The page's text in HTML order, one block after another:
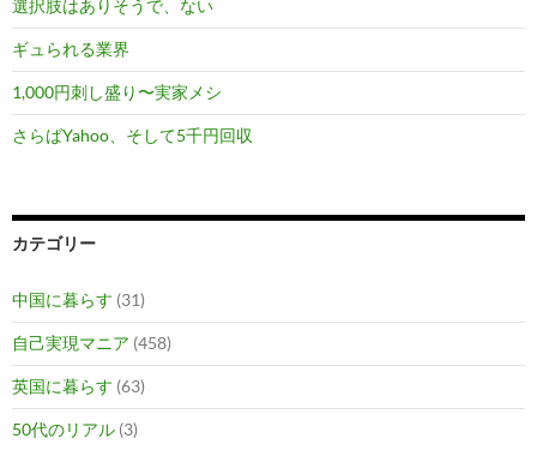
選択肢はありそうで、ない
ギュられる業界
1,000円刺し盛り〜実家メシ
さらばYahoo、そして5千円回収
カテゴリー
中国に暮らす (31)
自己実現マニア (458)
英国に暮らす (63)
50代のリアル (3)